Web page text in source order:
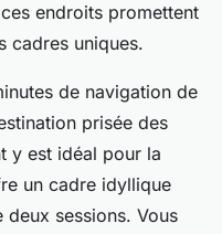
endroits promettent
cadres uniques.
de navigation de
prisée des
y est idéal pour la
un cadre idyllique
deux sessions. Vous